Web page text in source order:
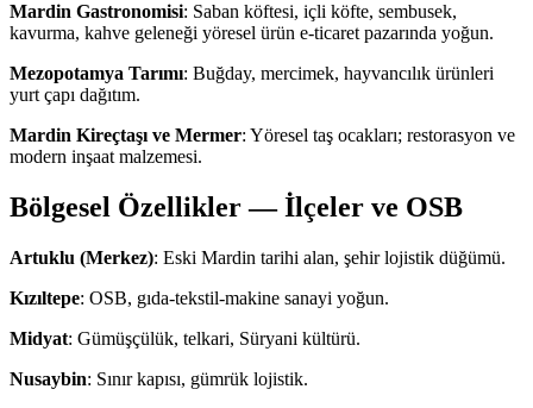
Mardin Gastronomisi: Saban köftesi, içli köfte, sembusek,
kavurma, kahve geleneği yöresel ürün e-ticaret pazarında yoğun.
Mezopotamya Tarımı: Buğday, mercimek, hayvancılık ürünleri
yurt çapı dağıtım.
Mardin Kireçtaşı ve Mermer: Yöresel taş ocakları; restorasyon ve
modern inşaat malzemesi.
Bölgesel Özellikler — İlçeler ve OSB
Artuklu (Merkez): Eski Mardin tarihi alan, şehir lojistik düğümü.
Kızıltepe: OSB, gıda-tekstil-makine sanayi yoğun.
Midyat: Gümüşçülük, telkari, Süryani kültürü.
Nusaybin: Sınır kapısı, gümrük lojistik.